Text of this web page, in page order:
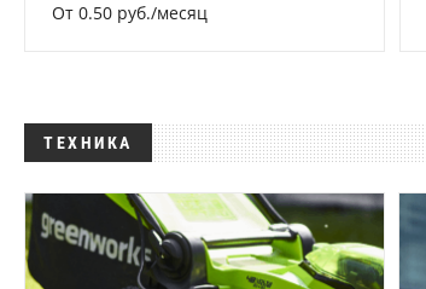
От 0.50 руб./месяц
ТЕХНИКА